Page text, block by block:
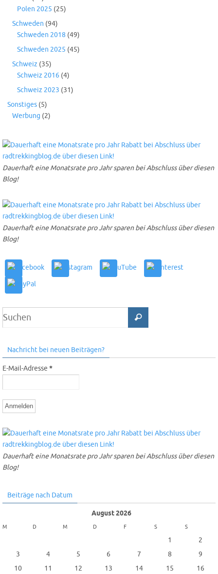
Polen 2025 (25)
Schweden (94)
Schweden 2018 (49)
Schweden 2025 (45)
Schweiz (35)
Schweiz 2016 (4)
Schweiz 2023 (31)
Sonstiges (5)
Werbung (2)
Dauerhaft eine Monatsrate pro Jahr sparen bei Abschluss über diesen
Blog!
Dauerhaft eine Monatsrate pro Jahr sparen bei Abschluss über diesen
Blog!
Nachricht bei neuen Beiträgen?
E-Mail-Adresse *
Dauerhaft eine Monatsrate pro Jahr sparen bei Abschluss über diesen
Blog!
Beiträge nach Datum
August 2026
M D M D F S S
1
2
3
4 5 6 7 8
9
10
11 12 13 14 15
16